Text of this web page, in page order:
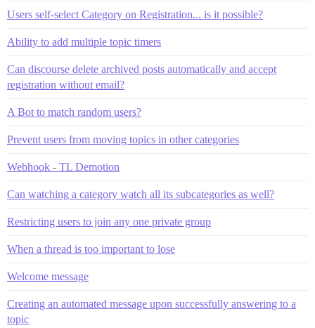
Users self-select Category on Registration... is it possible?
Ability to add multiple topic timers
Can discourse delete archived posts automatically and accept
registration without email?
A Bot to match random users?
Prevent users from moving topics in other categories
Webhook - TL Demotion
Can watching a category watch all its subcategories as well?
Restricting users to join any one private group
When a thread is too important to lose
Welcome message
Creating an automated message upon successfully answering to a
topic